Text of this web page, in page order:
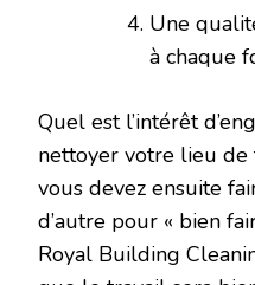
Une
à chaque
Quel est l’intérêt
nettoyer votre lieu de
vous devez ensuite
d’autre pour « bien
Royal Building